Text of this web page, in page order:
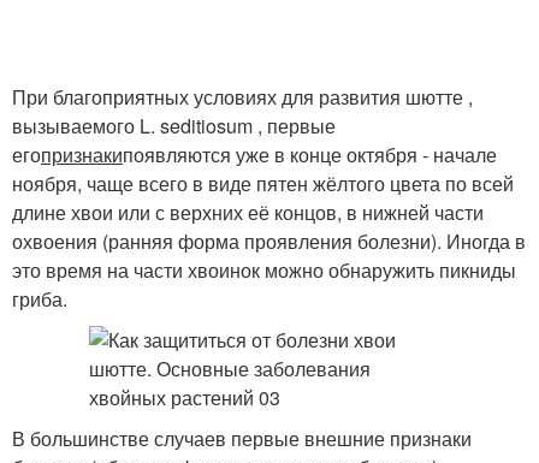
При благоприятных условиях для развития шютте ,
вызываемого L. seditiosum , первые
егопризнакипоявляются уже в конце октября - начале
ноября, чаще всего в виде пятен жёлтого цвета по всей
длине хвои или с верхних её концов, в нижней части
охвоения (ранняя форма проявления болезни). Иногда в
это время на части хвоинок можно обнаружить пикниды
гриба.
В большинстве случаев первые внешние признаки